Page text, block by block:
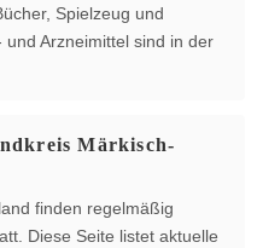
Spielzeug und
Arzneimittel sind in der
Märkisch-
finden regelmäßig
Diese Seite listet aktuelle